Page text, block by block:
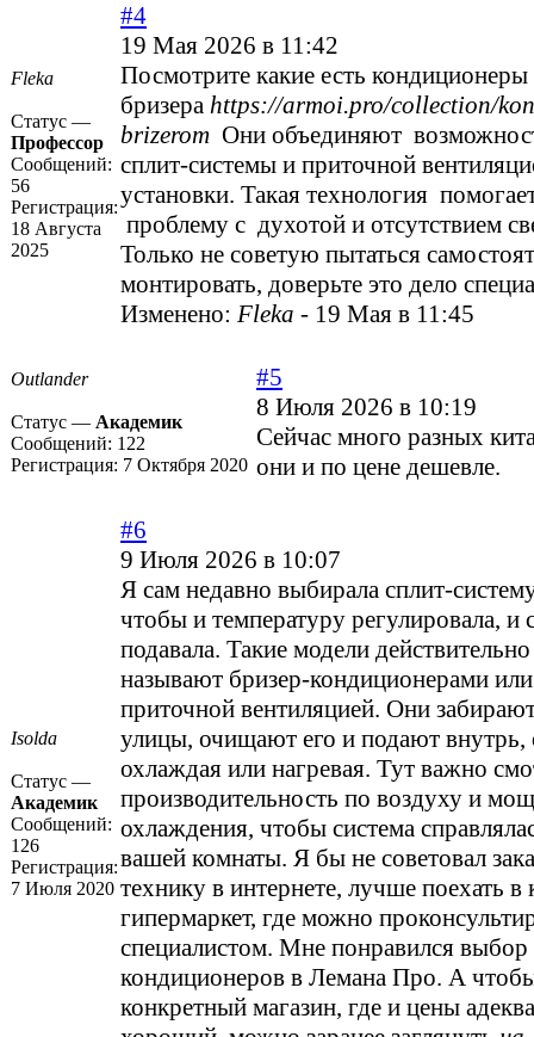
Flekа
Статус —
Профессор
Сообщений:
56
Регистрация:
18 Августа
2025
#4
19 Мая 2026 в 11:42
Посмотрите какие есть
бризера https://armoi.pro/collection/
brizerom Они объединяют
сплит-системы и приточной
установки. Такая технология
проблему с духотой и отсутствием
Только не советую пытаться
монтировать, доверьте это дело
Изменено: Flekа - 19 Мая в 11:45
Outlander
Статус — Академик
Сообщений: 122
Регистрация: 7 Октября 2020
#5
8 Июля 2026 в 10:19
Сейчас много разных
они и по цене дешевле.
Isolda
Статус —
Академик
Сообщений:
126
Регистрация:
7 Июля 2020
#6
9 Июля 2026 в 10:07
Я сам недавно выбирала сплит-
чтобы и температуру регулировала, и
подавала. Такие модели
называют бризер-кондиционерами
приточной вентиляцией. Они
улицы, очищают его и подают внутрь,
охлаждая или нагревая. Тут важно
производительность по воздуху и
охлаждения, чтобы система
вашей комнаты. Я бы не советовал
технику в интернете, лучше поехать
гипермаркет, где можно
специалистом. Мне понравился выбор
кондиционеров в Лемана Про. А
конкретный магазин, где и цены